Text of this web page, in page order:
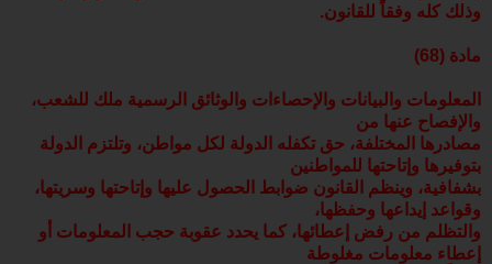
وذلك كله وفقاً للقانون.
مادة (68)
المعلومات والبيانات والإحصاءات والوثائق الرسمية ملك للشعب،
والإفصاح عنها من
مصادرها المختلفة، حق تكفله الدولة لكل مواطن، وتلتزم الدولة
بتوفيرها وإتاحتها للمواطنين
بشفافية، وينظم القانون ضوابط الحصول عليها وإتاحتها وسريتها،
وقواعد إيداعها وحفظها،
والتظلم من رفض إعطائها، كما يحدد عقوبة حجب المعلومات أو
إعطاء معلومات مغلوطة